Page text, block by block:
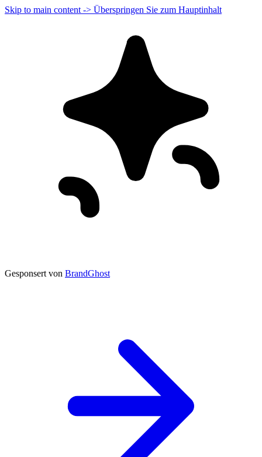
Skip to main content -> Überspringen Sie zum Hauptinhalt
Gesponsert von BrandGhost